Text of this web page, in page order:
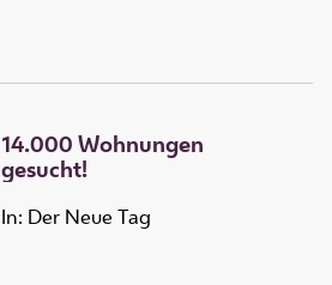
14.000 Wohnungen
gesucht!
In: Der Neue Tag